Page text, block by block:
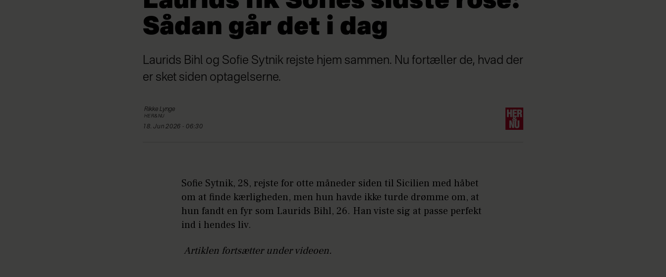
Sådan går det i dag
Laurids Bihl og Sofie Sytnik rejste hjem sammen. Nu fortæller de, hvad der
er sket siden optagelserne.
Rikke Lynge
HER&NU
18. Jun 2026 - 06:30
Sofie Sytnik, 28, rejste for otte måneder siden til Sicilien med håbet
om at finde kærligheden, men hun havde ikke turde drømme om, at
hun fandt en fyr som Laurids Bihl, 26. Han viste sig at passe perfekt
ind i hendes liv.
Artiklen fortsætter under videoen.